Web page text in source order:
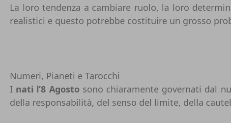
La loro tendenza a cambiare ruolo, la loro
realistici e questo potrebbe costituire un grosso
Numeri, Pianeti e Tarocchi
I nati l’8 Agostosono chiaramente governati dal
della responsabilità, del senso del limite, della